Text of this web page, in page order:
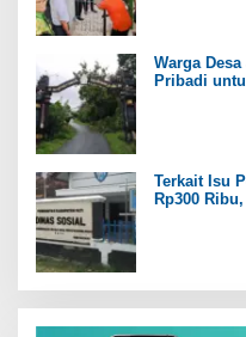
Warga
Pribadi
Terkait Isu
Rp300